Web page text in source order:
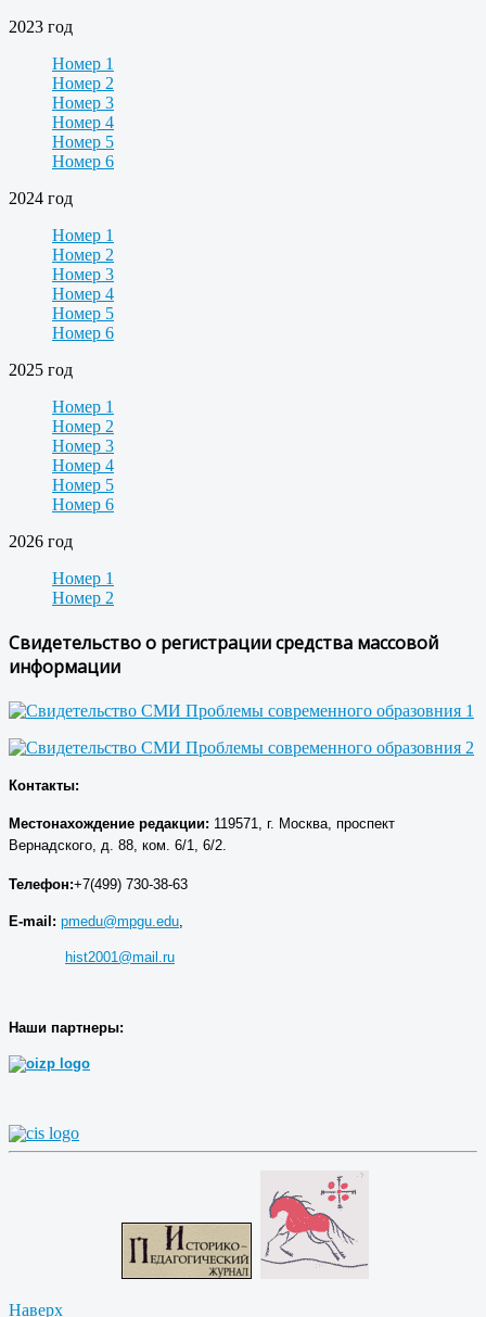
2023 год
Номер 1
Номер 2
Номер 3
Номер 4
Номер 5
Номер 6
2024 год
Номер 1
Номер 2
Номер 3
Номер 4
Номер 5
Номер 6
2025 год
Номер 1
Номер 2
Номер 3
Номер 4
Номер 5
Номер 6
2026 год
Номер 1
Номер 2
Свидетельство о регистрации средства массовой
информации
Контакты:
Местонахождение редакции: 119571, г. Москва, проспект
Вернадского, д. 88, ком. 6/1, 6/2.
Телефон:+7(499) 730-38-63
E-mail: pmedu@mpgu.edu,
hist2001@mail.ru
Наши партнеры:
Наверх